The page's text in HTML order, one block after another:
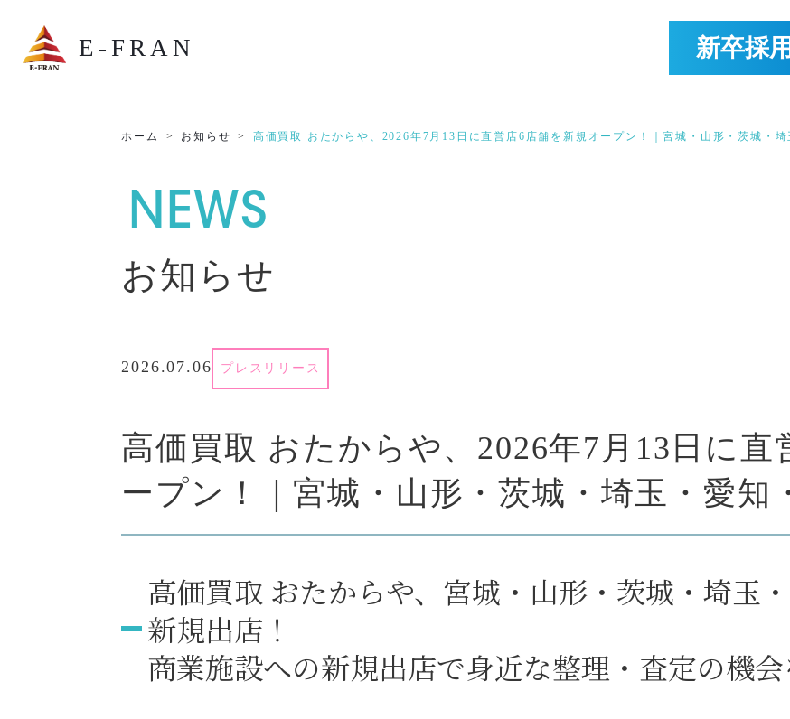
E-FRAN 新卒採
ホーム お知らせ 高価買取 おたからや、2026年7月13日に直営店6店舗を新規オープン！｜宮城・山形・茨城・埼
NEWS
お知らせ
2026.07.06 プレスリリース
高価買取 おたからや、2026年7月13日に直
ープン！｜宮城・山形・茨城・埼玉・愛知
高価買取 おたからや、宮城・山形・茨城・埼玉
新規出店！
商業施設への新規出店で身近な整理・査定の機会